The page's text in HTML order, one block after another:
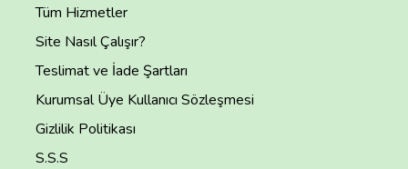
Tüm Hizmetler
Site Nasıl Çalışır?
Teslimat ve İade Şartları
Kurumsal Üye Kullanıcı Sözleşmesi
Gizlilik Politikası
S.S.S